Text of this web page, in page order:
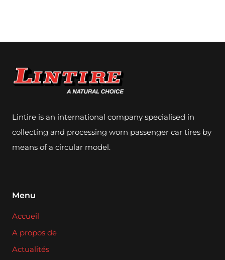
A
R
O
Lintire is an international company specialised in
collecting and processing worn passenger car tires by
means of a circular model.
Menu
Accueil
A propos de
Actualités